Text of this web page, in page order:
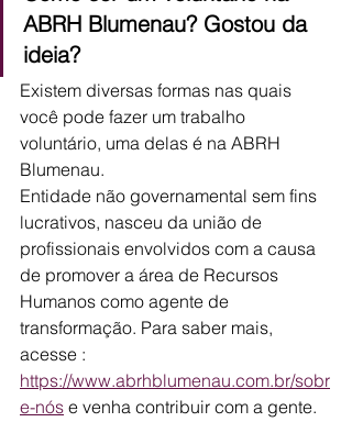
ABRH Blumenau? Gostou da
ideia?
Existem diversas formas nas quais
você pode fazer um trabalho
voluntário, uma delas é na ABRH
Blumenau.
Entidade não governamental sem fins
lucrativos, nasceu da união de
profissionais envolvidos com a causa
de promover a área de Recursos
Humanos como agente de
transformação. Para saber mais,
acesse :
https://www.abrhblumenau.com.br/sobr
e-nós e venha contribuir com a gente.